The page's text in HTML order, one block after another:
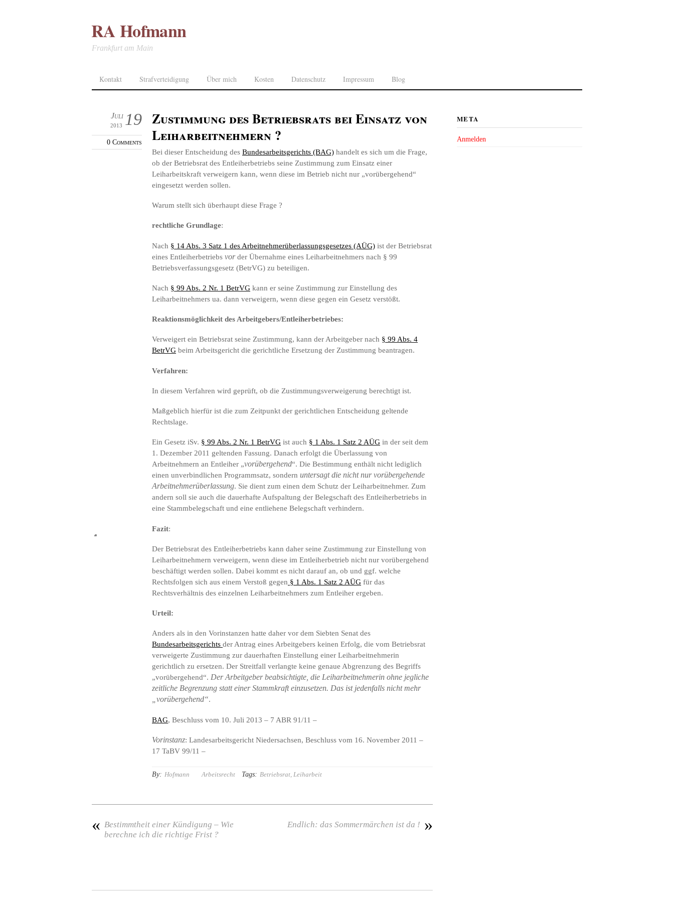
RA Hofmann
Frankfurt am Main
Kontakt Strafverteidigung Über mich Kosten Datenschutz Impressum Blog
19
Juli
2013
0 Comments
Zustimmung des Betriebsrats bei Einsatz von
Leiharbeitnehmern ?
Bei dieser Entscheidung des Bundesarbeitsgerichts (BAG) handelt es sich um die Frage,
ob der Betriebsrat des Entleiherbetriebs seine Zustimmung zum Einsatz einer
Leiharbeitskraft verweigern kann, wenn diese im Betrieb nicht nur „vorübergehend“
eingesetzt werden sollen.
Warum stellt sich überhaupt diese Frage ?
rechtliche Grundlage:
Nach § 14 Abs. 3 Satz 1 des Arbeitnehmerüberlassungsgesetzes (AÜG) ist der Betriebsrat
eines Entleiherbetriebs vorder Übernahme eines Leiharbeitnehmers nach § 99
Betriebsverfassungsgesetz (BetrVG) zu beteiligen.
Nach § 99 Abs. 2 Nr. 1 BetrVG kann er seine Zustimmung zur Einstellung des
Leiharbeitnehmers ua. dann verweigern, wenn diese gegen ein Gesetz verstößt.
Reaktionsmöglichkeit des Arbeitgebers/Entleiherbetriebes:
Verweigert ein Betriebsrat seine Zustimmung, kann der Arbeitgeber nach § 99 Abs. 4
BetrVG beim Arbeitsgericht die gerichtliche Ersetzung der Zustimmung beantragen.
Verfahren:
In diesem Verfahren wird geprüft, ob die Zustimmungsverweigerung berechtigt ist.
Maßgeblich hierfür ist die zum Zeitpunkt der gerichtlichen Entscheidung geltende
Rechtslage.
Ein Gesetz iSv. § 99 Abs. 2 Nr. 1 BetrVG ist auch § 1 Abs. 1 Satz 2 AÜG in der seit dem
1. Dezember 2011 geltenden Fassung. Danach erfolgt die Überlassung von
Arbeitnehmern an Entleiher „vorübergehend“. Die Bestimmung enthält nicht lediglich
einen unverbindlichen Programmsatz, sondern untersagt die nicht nur vorübergehende
Arbeitnehmerüberlassung. Sie dient zum einen dem Schutz der Leiharbeitnehmer. Zum
andern soll sie auch die dauerhafte Aufspaltung der Belegschaft des Entleiherbetriebs in
eine Stammbelegschaft und eine entliehene Belegschaft verhindern.
Fazit:
Der Betriebsrat des Entleiherbetriebs kann daher seine Zustimmung zur Einstellung von
Leiharbeitnehmern verweigern, wenn diese im Entleiherbetrieb nicht nur vorübergehend
beschäftigt werden sollen. Dabei kommt es nicht darauf an, ob und ggf. welche
Rechtsfolgen sich aus einem Verstoß gegen § 1 Abs. 1 Satz 2 AÜG für das
Rechtsverhältnis des einzelnen Leiharbeitnehmers zum Entleiher ergeben.
Urteil:
Anders als in den Vorinstanzen hatte daher vor dem Siebten Senat des
Bundesarbeitsgerichts der Antrag eines Arbeitgebers keinen Erfolg, die vom Betriebsrat
verweigerte Zustimmung zur dauerhaften Einstellung einer Leiharbeitnehmerin
gerichtlich zu ersetzen. Der Streitfall verlangte keine genaue Abgrenzung des Begriffs
„vorübergehend“. Der Arbeitgeber beabsichtigte, die Leiharbeitnehmerin ohne jegliche
zeitliche Begrenzung statt einer Stammkraft einzusetzen. Das ist jedenfalls nicht mehr
„vorübergehend“.
BAG, Beschluss vom 10. Juli 2013 – 7 ABR 91/11 –
Vorinstanz: Landesarbeitsgericht Niedersachsen, Beschluss vom 16. November 2011 –
17 TaBV 99/11 –
By: Hofmann Arbeitsrecht Tags: Betriebsrat, Leiharbeit
« Bestimmtheit einer Kündigung – Wie
berechne ich die richtige Frist ?
»
Endlich: das Sommermärchen ist da !
META
Anmelden